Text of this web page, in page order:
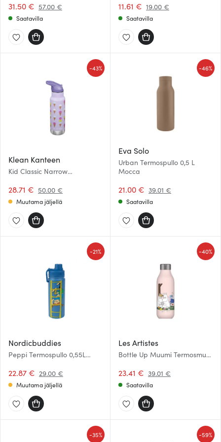
31.50 € 57.00 €
Saatavilla
11.61 € 19.00 €
Saatavilla
Klean Kanteen
Kid Classic Narrow
28.71 € 50.00 €
-43%
Muutama jäljellä
Eva Solo
Urban Termospullo 0,5 L
Mocca
21.00 € 39.01 €
-46%
Saatavilla
Nordicbuddies
Peppi Termospullo 0,55L
22.87 € 29.00 €
-21%
Muutama jäljellä
Les Artistes
Bottle Up Muumi Termosmuki
23.41 € 39.01 €
-40%
Saatavilla
-35% -59%